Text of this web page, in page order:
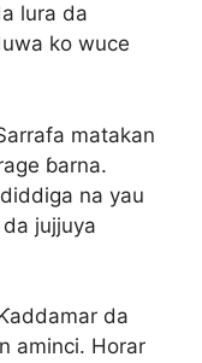
lura da
ko wuce
matakan
ɓarna.
na yau
jujjuya
da
aminci. Horar